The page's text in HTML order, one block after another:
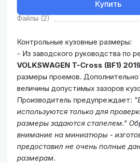
Купить
Файлы (2)
Контрольные кузовные размеры:
- Из заводского руководства по
VOLKSWAGEN T-Cross (BF1)
размеры проемов.
величины допустимых зазоров
Производитель предупреждает:
используются только для
размеры задаются стапелем."
внимание на миниатюры -
предоставил не очень полные
размерам.